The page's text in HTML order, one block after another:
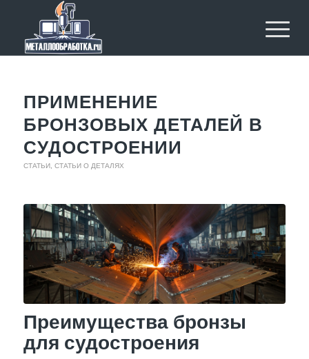
ПРИМЕНЕНИЕ
БРОНЗОВЫХ ДЕТАЛЕЙ В
СУДОСТРОЕНИИ
СТАТЬИ, СТАТЬИ О ДЕТАЛЯХ
Преимущества бронзы
для судостроения